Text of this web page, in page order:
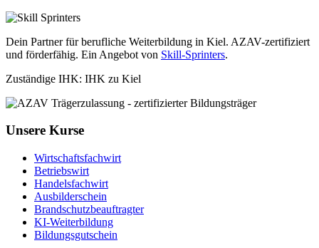
Dein Partner für berufliche Weiterbildung in Kiel. AZAV-zertifiziert
und förderfähig. Ein Angebot von Skill-Sprinters.
Zuständige IHK: IHK zu Kiel
Unsere Kurse
Wirtschaftsfachwirt
Betriebswirt
Handelsfachwirt
Ausbilderschein
Brandschutzbeauftragter
KI-Weiterbildung
Bildungsgutschein